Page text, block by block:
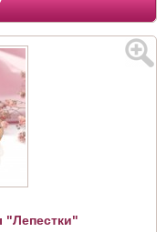
"Лепестки"